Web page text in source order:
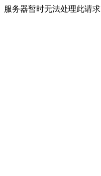
服务器暂时无法处理此请求